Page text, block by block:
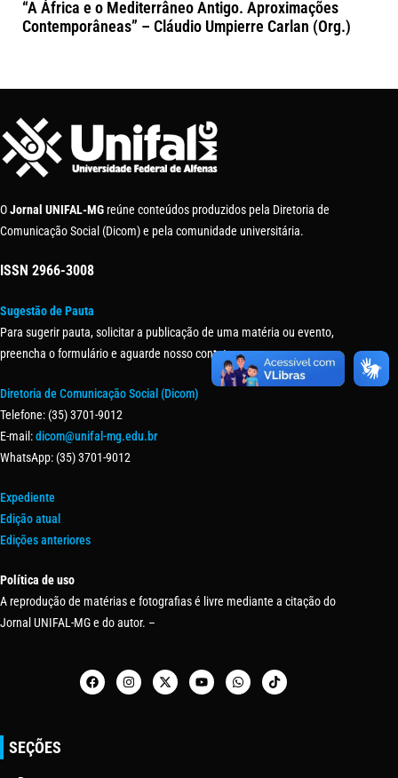
“A África e o Mediterrâneo Antigo. Aproximações
Contemporâneas” – Cláudio Umpierre Carlan (Org.)
OJornal UNIFAL-MG reúne conteúdos produzidos pela Diretoria de
Comunicação Social (Dicom) e pela comunidade universitária.
ISSN 2966-3008
Sugestão de Pauta
Para sugerir pauta, solicitar a publicação de uma matéria ou evento,
preencha o formulário e aguarde nosso contato.
Diretoria de Comunicação Social (Dicom)
Telefone: (35) 3701-9012
E-mail:dicom@unifal-mg.edu.br
WhatsApp: (35) 3701-9012
Expediente
Edição atual
Edições anteriores
Política de uso
A reprodução de matérias e fotografias é livre mediante a citação do
Jornal UNIFAL-MG e do autor. –
SEÇÕES